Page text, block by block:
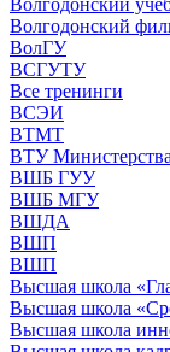
Волгодонский
ВолГУ
ВСГУТУ
Все тренинги
ВСЭИ
ВТМТ
ВТУ
ВШБ ГУУ
ВШБ МГУ
ВШДА
ВШП
ВШП
Высшая школа
Высшая школа
Высшая школа